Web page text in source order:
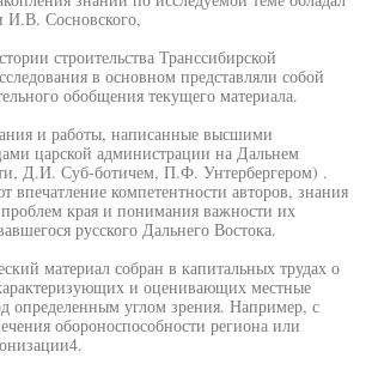
И.В. Сосновского,
строительства Транссибирской
в основном представляли собой
обобщения текущего материала.
и работы, написанные высшими
царской администрации на Дальнем
Д.И. Суб-ботичем, П.Ф. Унтербергером) .
впечатление компетентности авторов, знания
края и понимания важности их
русского Дальнего Востока.
материал собран в капитальных трудах о
и оценивающих местные
определенным углом зрения. Например, с
обороноспособности региона или